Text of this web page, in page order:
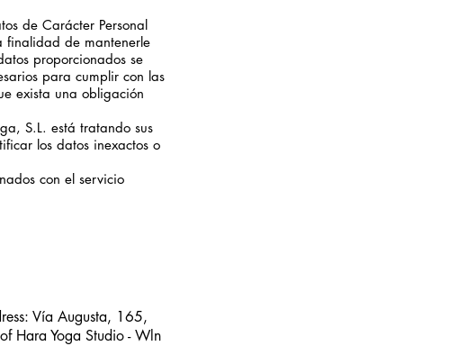
de Carácter Personal
finalidad de mantenerle
proporcionados se
para cumplir con las
exista una obligación
S.L. está tratando sus
los datos inexactos o
con el servicio
Vía Augusta, 165,
Hara Yoga Studio - Wln